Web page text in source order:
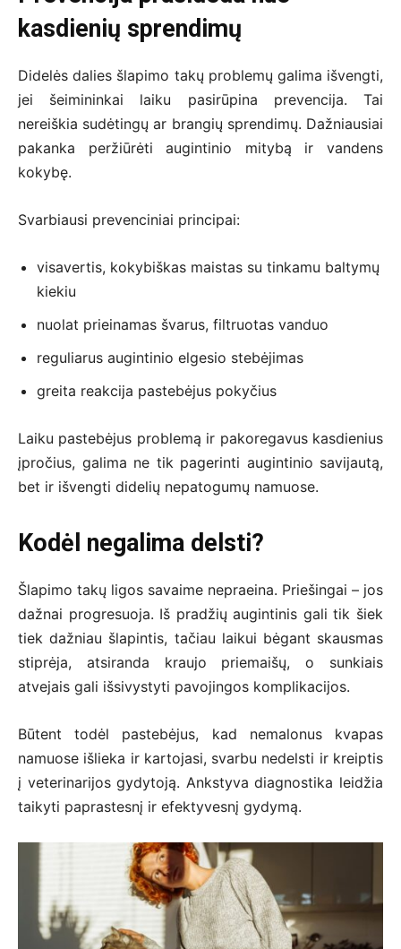
kasdienių sprendimų
Didelės dalies šlapimo takų problemų galima išvengti,
jei šeimininkai laiku pasirūpina prevencija. Tai
nereiškia sudėtingų ar brangių sprendimų. Dažniausiai
pakanka peržiūrėti augintinio mitybą ir vandens
kokybę.
Svarbiausi prevenciniai principai:
visavertis, kokybiškas maistas su tinkamu baltymų
kiekiu
nuolat prieinamas švarus, filtruotas vanduo
reguliarus augintinio elgesio stebėjimas
greita reakcija pastebėjus pokyčius
Laiku pastebėjus problemą ir pakoregavus kasdienius
įpročius, galima ne tik pagerinti augintinio savijautą,
bet ir išvengti didelių nepatogumų namuose.
Kodėl negalima delsti?
Šlapimo takų ligos savaime nepraeina. Priešingai – jos
dažnai progresuoja. Iš pradžių augintinis gali tik šiek
tiek dažniau šlapintis, tačiau laikui bėgant skausmas
stiprėja, atsiranda kraujo priemaišų, o sunkiais
atvejais gali išsivystyti pavojingos komplikacijos.
Būtent todėl pastebėjus, kad nemalonus kvapas
namuose išlieka ir kartojasi, svarbu nedelsti ir kreiptis
į veterinarijos gydytoją. Ankstyva diagnostika leidžia
taikyti paprastesnį ir efektyvesnį gydymą.